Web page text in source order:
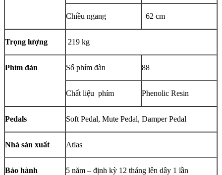
Chiều ngang 62 cm
Trọng lượng 219 kg
Phím đàn Số phím đàn 88
Chất liệu phím Phenolic Resin
Pedals Soft Pedal, Mute Pedal, Damper Pedal
Nhà sản xuất Atlas
Bảo hành 5 năm – định kỳ 12 tháng lên dây 1 lần